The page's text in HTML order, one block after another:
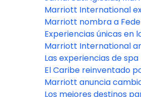
mar en México
como Gerente General
Aimbridge anuncian
en Riviera Maya
Marriott International
portafolio de lujo en
conversiones
Marriott nombra a
Greppi como nuevo
para la región CALA
Experiencias únicas en
destinos más
América Latina, según
International
Marriott International
fuerte crecimiento y
estratégica en el
América Latina en 2026
Las experiencias de
exclusivas de Marriott
International en el
Latinoamérica para
El Caribe reinventado
International
Marriott anuncia
liderazgo en EEUU,
Los mejores destinos